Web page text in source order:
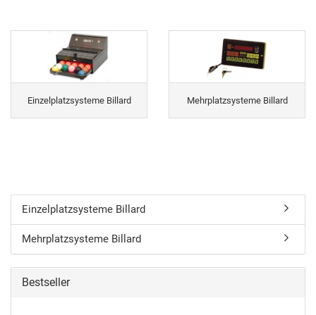
Einzelplatzsysteme Billard Mehrplatzsysteme Billard
Einzelplatzsysteme Billard
Mehrplatzsysteme Billard
Bestseller